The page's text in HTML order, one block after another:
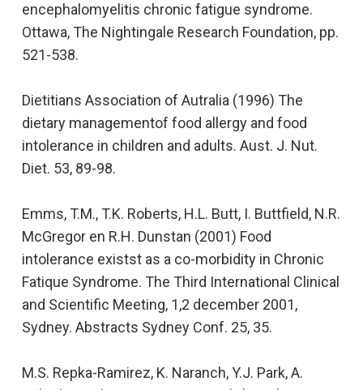
encephalomyelitis chronic fatigue syndrome.
Ottawa, The Nightingale Research Foundation, pp.
521-538.
Dietitians Association of Autralia (1996) The
dietary managementof food allergy and food
intolerance in children and adults. Aust. J. Nut.
Diet. 53, 89-98.
Emms, T.M., T.K. Roberts, H.L. Butt, I. Buttfield, N.R.
McGregor en R.H. Dunstan (2001) Food
intolerance existst as a co-morbidity in Chronic
Fatique Syndrome. The Third International Clinical
and Scientific Meeting, 1,2 december 2001,
Sydney. Abstracts Sydney Conf. 25, 35.
M.S. Repka-Ramirez, K. Naranch, Y.J. Park, A.